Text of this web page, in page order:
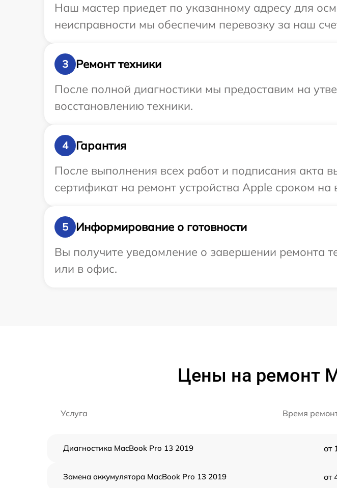
Наш мастер приедет по указанному адресу для
неисправности мы обеспечим перевозку за наш
3
Ремонт техники
После полной диагностики мы предоставим на
восстановлению техники.
4
Гарантия
После выполнения всех работ и подписания
сертификат на ремонт устройства Apple сроком на
5
Информирование о готовности
Вы получите уведомление о завершении ремонта
или в офис.
Цены на ремонт
Услуга Время
Диагностика MacBook Pro 13 2019 от
Замена аккумулятора MacBook Pro 13 2019 от